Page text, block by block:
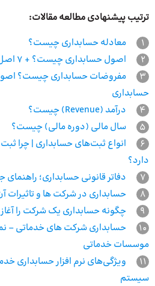
ترتیب پیشنهادی مطالعه مقالات:
1
معادله حسابداری چیست؟
2
اصول حسابداری چیست؟ + 7 اصل مهم در اصول حسابداری
3
مفروضات حسابداری چیست؟
حسابداری
4
درآمد (Revenue) چیست؟
5
سال مالی (دوره مالی) چیست؟
6
انواع ثبت‌های حسابداری | چرا
دارد؟
7
دفاتر قانونی حسابداری؛ راهنمای
8
حسابداری در شرکت ها و تاثیرات
9
چگونه حسابداری یک شرکت را
10
حسابداری شرکت های خدماتی –
موسسات خدماتی
11
ویژگی‌های نرم افزار حسابداری
سیستم